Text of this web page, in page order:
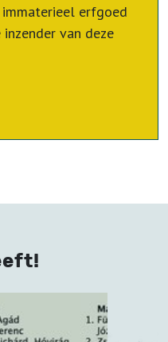
immaterieel erfgoed
van deze